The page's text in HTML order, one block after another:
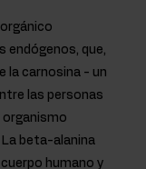
endógenos, que,
la carnosina - un
las personas
organismo
beta-alanina
humano y